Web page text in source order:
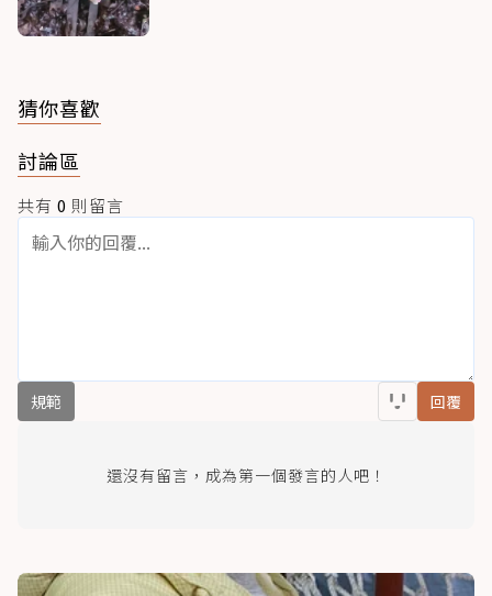
猜你喜歡
討論區
共有 0 則留言
規範 回覆
還沒有留言，成為第一個發言的人吧！